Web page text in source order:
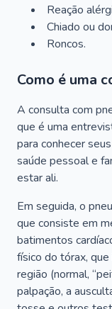
Reação
Chiado ou
Roncos.
Como é uma
A consulta com
que é uma
para conhecer
saúde pessoal e
estar ali.
Em seguida, o
que consiste em
batimentos
físico do tórax,
região (normal,
palpação, a